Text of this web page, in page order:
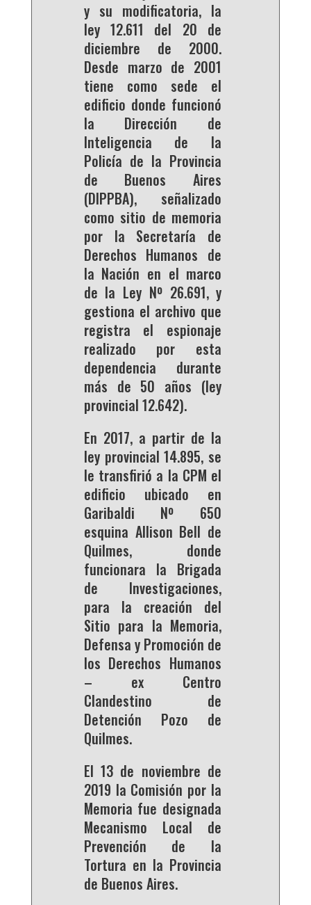
y su modificatoria, la
ley 12.611 del 20 de
diciembre de 2000.
Desde marzo de 2001
tiene como sede el
edificio donde funcionó
la Dirección de
Inteligencia de la
Policía de la Provincia
de Buenos Aires
(DIPPBA), señalizado
como sitio de memoria
por la Secretaría de
Derechos Humanos de
la Nación en el marco
de la Ley Nº 26.691, y
gestiona el archivo que
registra el espionaje
realizado por esta
dependencia durante
más de 50 años (ley
provincial 12.642).
En 2017, a partir de la
ley provincial 14.895, se
le transfirió a la CPM el
edificio ubicado en
Garibaldi Nº 650
esquina Allison Bell de
Quilmes, donde
funcionara la Brigada
de Investigaciones,
para la creación del
Sitio para la Memoria,
Defensa y Promoción de
los Derechos Humanos
– ex Centro
Clandestino de
Detención Pozo de
Quilmes.
El 13 de noviembre de
2019 la Comisión por la
Memoria fue designada
Mecanismo Local de
Prevención de la
Tortura en la Provincia
de Buenos Aires.